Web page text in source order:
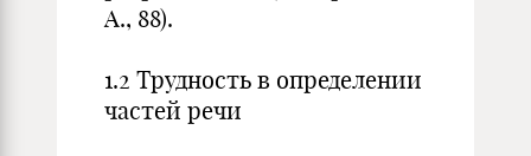
А., 88).
1.2 Трудность в определении
частей речи